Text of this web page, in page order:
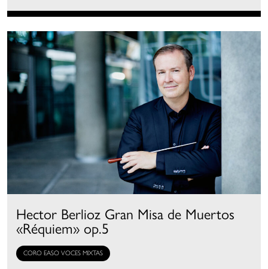
Hector Berlioz Gran Misa de Muertos
«Réquiem» op.5
CORO EASO VOCES MIXTAS